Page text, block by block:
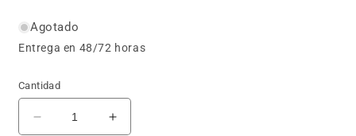
Agotado
Entrega en 48/72 horas
Cantidad
Reducir cantidad para Next Level Racing - Elite
Aumentar cantidad para Next Level